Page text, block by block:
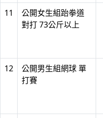
11
公開女生組跆拳道
對打 73公斤以上
12
公開男生組網球 單
打賽